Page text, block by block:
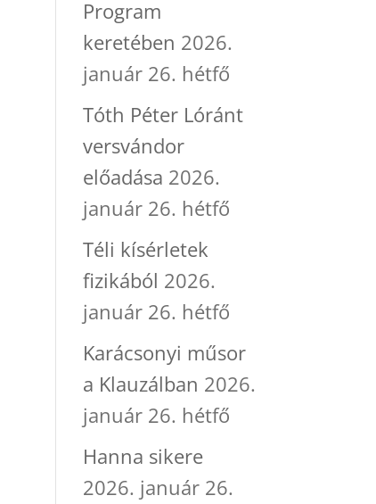
Program
keretében 2026.
január 26. hétfő
Tóth Péter Lóránt
versvándor
előadása 2026.
január 26. hétfő
Téli kísérletek
fizikából 2026.
január 26. hétfő
Karácsonyi műsor
a Klauzálban 2026.
január 26. hétfő
Hanna sikere
2026. január 26.